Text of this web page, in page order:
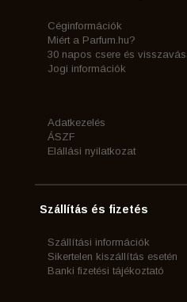
Céginformációk
Miért a Parfum.hu?
30 napos csere és
Jogi információk
Adatkezelés
ÁSZF
Elállási nyilatkozat
Szállítás és fizetés
Szállítási információk
Sikertelen kiszállítás esetén
Banki fizetési tájékoztató